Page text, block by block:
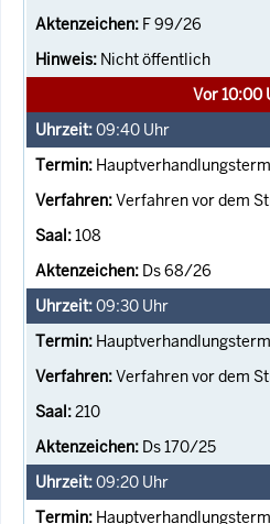
F 99/26
Nicht öffentlich
Vor 10:00
09:40 Uhr
Verfahren vor dem
108
Ds 68/26
09:30 Uhr
Verfahren vor dem
210
Ds 170/25
09:20 Uhr